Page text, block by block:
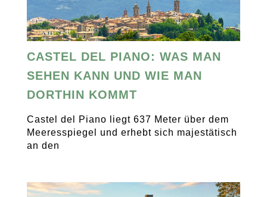
CASTEL DEL PIANO: WAS MAN
SEHEN KANN UND WIE MAN
DORTHIN KOMMT
Castel del Piano liegt 637 Meter über dem
Meeresspiegel und erhebt sich majestätisch
an den